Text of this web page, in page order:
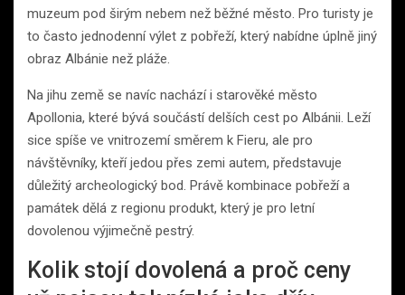
muzeum pod širým nebem než běžné město. Pro turisty je
to často jednodenní výlet z pobřeží, který nabídne úplně jiný
obraz Albánie než pláže.
Na jihu země se navíc nachází i starověké město
Apollonia, které bývá součástí delších cest po Albánii. Leží
sice spíše ve vnitrozemí směrem k Fieru, ale pro
návštěvníky, kteří jedou přes zemi autem, představuje
důležitý archeologický bod. Právě kombinace pobřeží a
památek dělá z regionu produkt, který je pro letní
dovolenou výjimečně pestrý.
Kolik stojí dovolená a proč ceny